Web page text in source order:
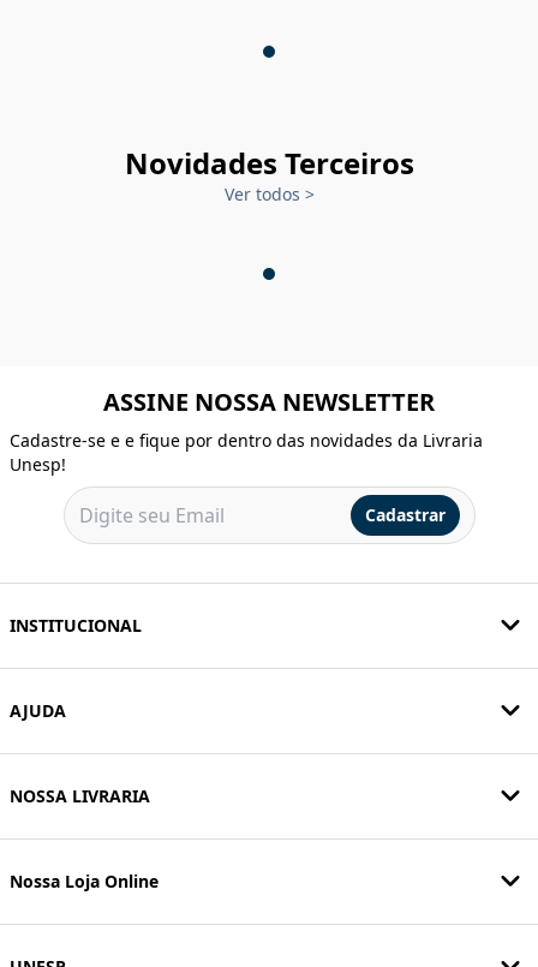
Novidades Terceiros
Ver todos >
ASSINE NOSSA NEWSLETTER
Cadastre-se e e fique por dentro das novidades da Livraria
Unesp!
Cadastrar
INSTITUCIONAL
AJUDA
NOSSA LIVRARIA
Nossa Loja Online